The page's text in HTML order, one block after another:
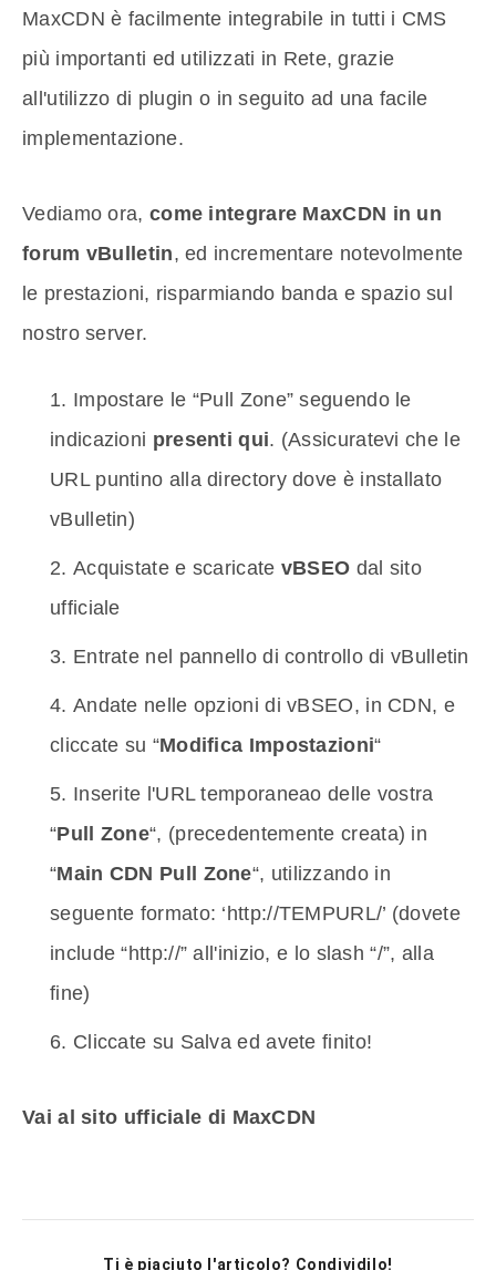
MaxCDN è facilmente integrabile in tutti i CMS
più importanti ed utilizzati in Rete, grazie
all'utilizzo di plugin o in seguito ad una facile
implementazione.
Vediamo ora, come integrare MaxCDN in un
forum vBulletin, ed incrementare notevolmente
le prestazioni, risparmiando banda e spazio sul
nostro server.
Impostare le “Pull Zone” seguendo le
indicazioni presenti qui. (Assicuratevi che le
URL puntino alla directory dove è installato
vBulletin)
Acquistate e scaricate vBSEO dal sito
ufficiale
Entrate nel pannello di controllo di vBulletin
Andate nelle opzioni di vBSEO, in CDN, e
cliccate su “Modifica Impostazioni“
Inserite l'URL temporaneao delle vostra
“Pull Zone“, (precedentemente creata) in
“Main CDN Pull Zone“, utilizzando in
seguente formato: ‘http://TEMPURL/’ (dovete
include “http://” all'inizio, e lo slash “/”, alla
fine)
Cliccate su Salva ed avete finito!
Vai al sito ufficiale di MaxCDN
Ti è piaciuto l'articolo? Condividilo!